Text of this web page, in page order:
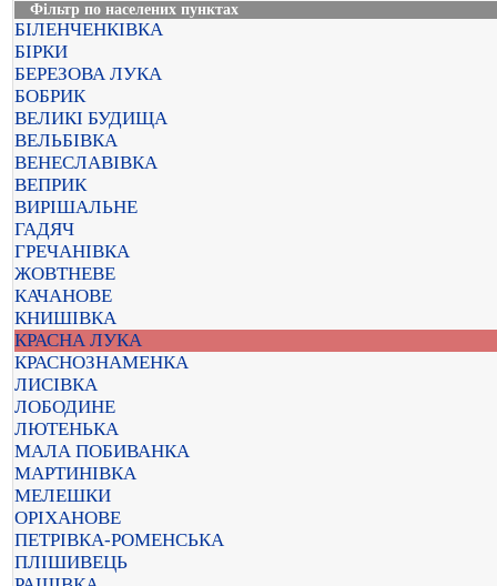
Фільтр по населених пунктах
БІЛЕНЧЕНКІВКА
БІРКИ
БЕРЕЗОВА ЛУКА
БОБРИК
ВЕЛИКІ БУДИЩА
ВЕЛЬБІВКА
ВЕНЕСЛАВІВКА
ВЕПРИК
ВИРІШАЛЬНЕ
ГАДЯЧ
ГРЕЧАНІВКА
ЖОВТНЕВЕ
КАЧАНОВЕ
КНИШІВКА
КРАСНА ЛУКА
КРАСНОЗНАМЕНКА
ЛИСІВКА
ЛОБОДИНЕ
ЛЮТЕНЬКА
МАЛА ПОБИВАНКА
МАРТИНІВКА
МЕЛЕШКИ
ОРІХАНОВЕ
ПЕТРІВКА-РОМЕНСЬКА
ПЛІШИВЕЦЬ